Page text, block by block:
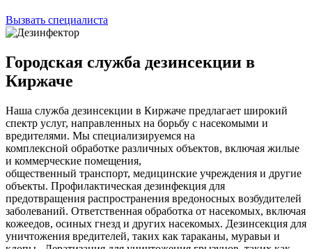
Вызвать специалиста
Городская служба дезинсекции в
Киржаче
Наша служба дезинсекции в Киржаче предлагает широкий
спектр услуг, направленных на борьбу с насекомыми и
вредителями. Мы специализируемся на
комплексной обработке различных объектов, включая жилые
и коммерческие помещения,
общественный транспорт, медицинские учреждения и другие
объекты. Профилактическая дезинфекция для
предотвращения распространения вредоносных возбудителей
заболеваний. Ответственная обработка от насекомых, включая
кожеедов, осиных гнезд и других насекомых. Дезинсекция для
уничтожения вредителей, таких как тараканы, муравьи и